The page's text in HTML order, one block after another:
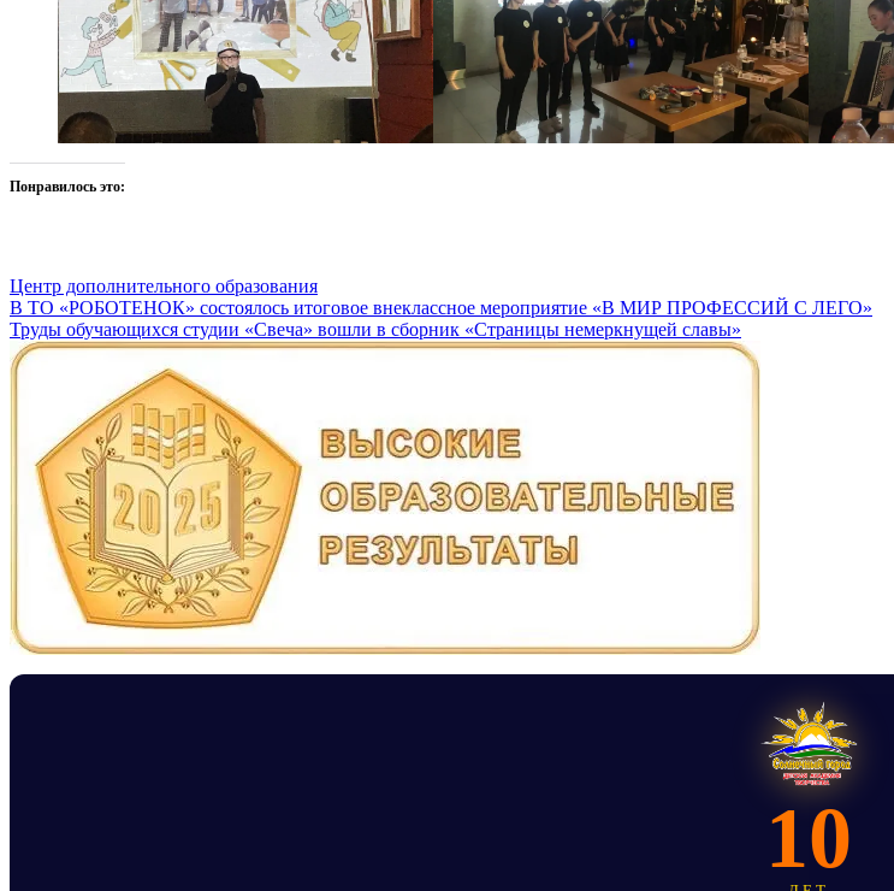
Понравилось это:
Центр дополнительного образования
Навигация
по
записям
В ТО «РОБОТЕНОК» состоялось итоговое внеклассное мероприятие «В МИР ПРОФЕССИЙ С ЛЕГО»
Труды обучающихся студии «Свеча» вошли в сборник «Страницы немеркнущей славы»
10